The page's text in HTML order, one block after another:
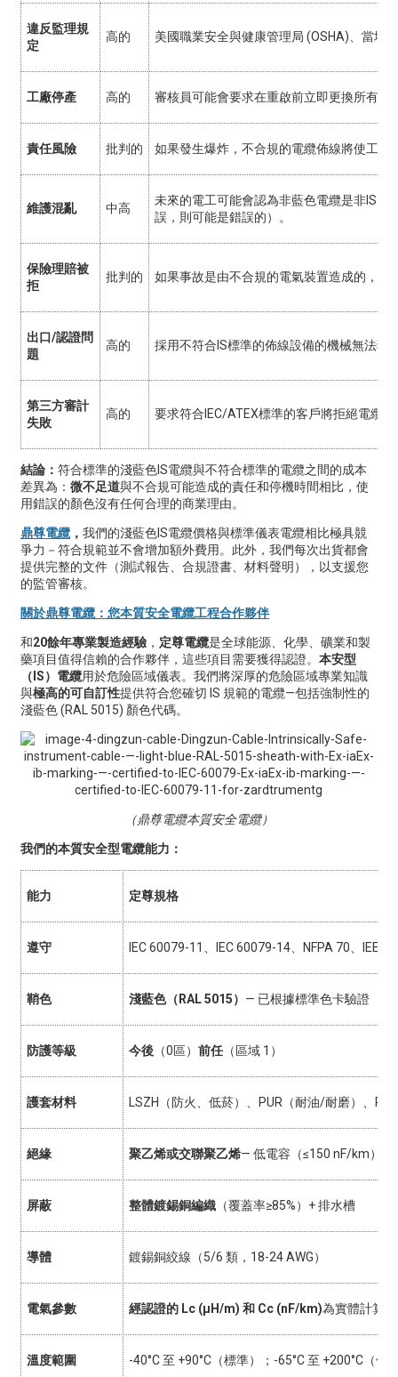
違反監理規
定
高的 美國職業安全與健康管理局 (OSHA)、當地
工廠停產 高的 審核員可能會要求在重啟前立即更換所有不
責任風險 批判的 如果發生爆炸，不合規的電纜佈線將使工廠
維護混亂 中高
未來的電工可能會認為非藍色電纜是非IS電
誤，則可能是錯誤的）。
保險理賠被
拒
批判的 如果事故是由不合規的電氣裝置造成的，保
出口/認證問
題
高的 採用不符合IS標準的佈線設備的機械無法獲
第三方審計
失敗
高的 要求符合IEC/ATEX標準的客戶將拒絕電纜
結論： 符合標準的淺藍色IS電纜與不符合標準的電纜之間的成本
差異為： 微不足道與不合規可能造成的責任和停機時間相比，使
用錯誤的顏色沒有任何合理的商業理由。
鼎尊電纜， 我們的淺藍色IS電纜價格與標準儀表電纜相比極具競
爭力－符合規範並不會增加額外費用。此外，我們每次出貨都會
提供完整的文件（測試報告、合規證書、材料聲明），以支援您
的監管審核。
關於鼎尊電纜：您本質安全電纜工程合作夥伴
和20餘年專業製造經驗， 定尊電纜是全球能源、化學、礦業和製
藥項目值得信賴的合作夥伴，這些項目需要獲得認證。 本安型
（IS）電纜用於危險區域儀表。我們將深厚的危險區域專業知識
與極高的可自訂性提供符合您確切 IS 規範的電纜—包括強制性的
淺藍色 (RAL 5015) 顏色代碼。
（鼎尊電纜本質安全電纜）
我們的本質安全型電纜能力：
能力 定尊規格
遵守 IEC 60079-11、IEC 60079-14、NFPA 70、IEEE
鞘色 淺藍色（RAL 5015） — 已根據標準色卡驗證
防護等級 今後（0區） 前任（區域 1）
護套材料 LSZH（防火、低菸）、PUR（耐油/耐磨）、
絕緣 聚乙烯或交聯聚乙烯— 低電容（≤150 nF/km）
屏蔽 整體鍍錫銅編織（覆蓋率≥85%）+ 排水槽
導體 鍍錫銅絞線（5/6 類，18-24 AWG）
電氣參數 經認證的 Lc (µH/m) 和 Cc (nF/km)為實體計算
溫度範圍 -40°C 至 +90°C（標準）；-65°C 至 +200°C（優